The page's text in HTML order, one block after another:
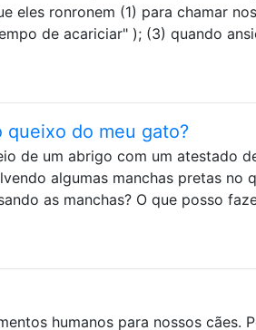
eles ronronem (1) para chamar
de acariciar" ); (3) quando
do meu gato?
de um abrigo com um atestado
algumas manchas pretas no
as manchas? O que posso
humanos para nossos cães.